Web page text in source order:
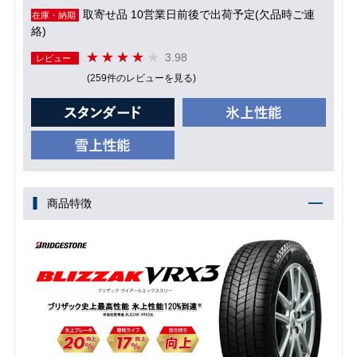
在庫・納期
取寄せ品 10営業日前後で出荷予定(欠品時ご連
絡)
レビュー 3.98
(259件のレビューを見る)
商品特徴